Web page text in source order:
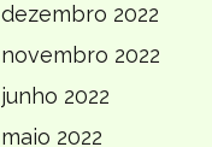
dezembro 2022
novembro 2022
junho 2022
maio 2022